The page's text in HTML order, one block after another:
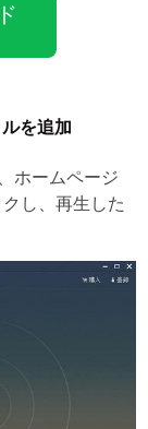
を追加
ホームページ
し、再生した